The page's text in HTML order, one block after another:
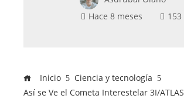
Hace 8 meses
153
Inicio
Ciencia y tecnología
Así se Ve el Cometa Interestelar 3I/